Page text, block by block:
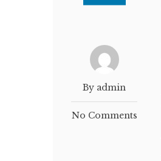
By admin
No Comments